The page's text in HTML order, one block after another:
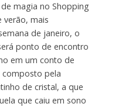
magia no Shopping
verão, mais
de janeiro, o
ponto de encontro
em um conto de
pela
de cristal, a que
que caiu em sono